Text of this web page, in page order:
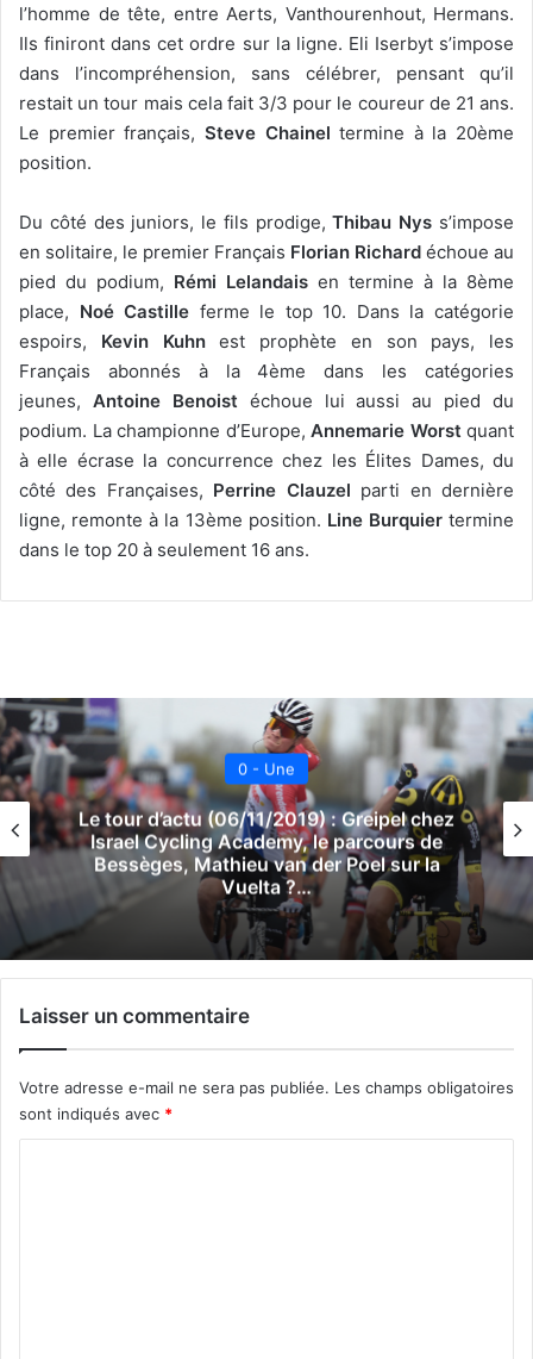
l’homme de tête, entre Aerts, Vanthourenhout, Hermans.
Ils finiront dans cet ordre sur la ligne. Eli Iserbyt s’impose
dans l’incompréhension, sans célébrer, pensant qu’il
restait un tour mais cela fait 3/3 pour le coureur de 21 ans.
Le premier français, Steve Chainel termine à la 20ème
position.
Du côté des juniors, le fils prodige,Thibau Nys s’impose
en solitaire, le premier Français Florian Richard échoue au
pied du podium, Rémi Lelandais en termine à la 8ème
place, Noé Castille ferme le top 10. Dans la catégorie
espoirs, Kevin Kuhnest prophète en son pays, les
Français abonnés à la 4ème dans les catégories
jeunes, Antoine Benoist échoue lui aussi au pied du
podium. La championne d’Europe, Annemarie Worst quant
à elle écrase la concurrence chez les Élites Dames, du
côté des Françaises, Perrine Clauzel parti en dernière
ligne, remonte à la 13ème position. Line Burquiertermine
dans le top 20 à seulement 16 ans.
0 - Une
Le tour d’actu (06/11/2019) : Greipel chez
Israel Cycling Academy, le parcours de
Bessèges, Mathieu van der Poel sur la
Vuelta ?…
Laisser un commentaire
Votre adresse e-mail ne sera pas publiée. Les champs obligatoires
sont indiqués avec *